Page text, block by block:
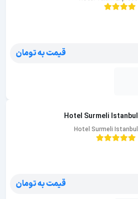
قیمت به تومان
Hotel Surmeli Istanbul
Hotel Surmeli Istanbul
قیمت به تومان